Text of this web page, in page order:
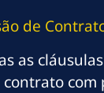
de
as
contrato